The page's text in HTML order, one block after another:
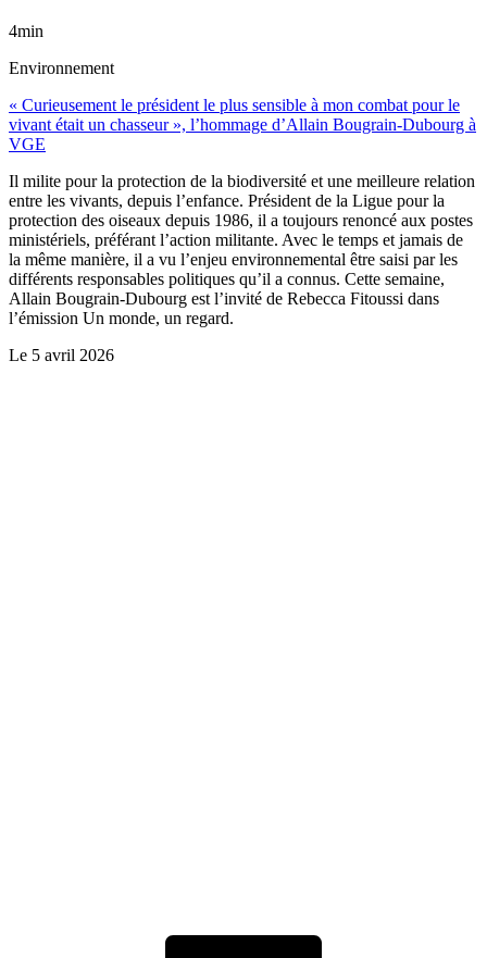
4min
Environnement
« Curieusement le président le plus sensible à mon combat pour le
vivant était un chasseur », l’hommage d’Allain Bougrain-Dubourg à
VGE
Il milite pour la protection de la biodiversité et une meilleure relation
entre les vivants, depuis l’enfance. Président de la Ligue pour la
protection des oiseaux depuis 1986, il a toujours renoncé aux postes
ministériels, préférant l’action militante. Avec le temps et jamais de
la même manière, il a vu l’enjeu environnemental être saisi par les
différents responsables politiques qu’il a connus. Cette semaine,
Allain Bougrain-Dubourg est l’invité de Rebecca Fitoussi dans
l’émission Un monde, un regard.
Le 5 avril 2026